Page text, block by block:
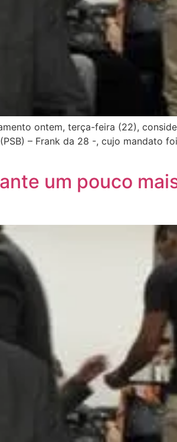
ontem, terça-feira (22),
– Frank da 28 -, cujo mandato
um pouco